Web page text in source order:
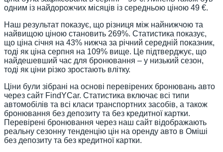
одним із найдорожчих місяців із середньою ціною 49 €.
Наш результат показує, що різниця між найнижчою та
найвищою ціною становить 269%. Статистика показує,
що ціна січня на 43% нижча за річний середній показник,
тоді як ціна серпня на 109% вище. Це підтверджує, що
найдешевший час для бронювання – у низький сезон,
тоді як ціни різко зростають влітку.
Ціни були зібрані на основі перевірених бронювань авто
через сайт FindYCar. Статистика включає всі типи
автомобілів та всі класи транспортних засобів, а також
бронювання без депозиту та без кредитної картки.
Перевірені бронювання через наш сайт відображають
реальну сезонну тенденцію цін на оренду авто в Оміші
без депозиту та без кредитної картки.